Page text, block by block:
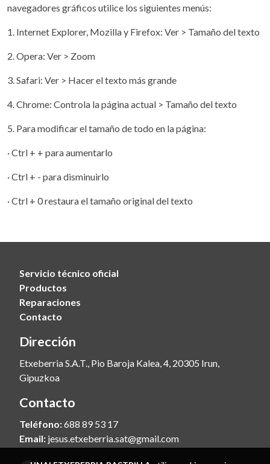
navegadores gráficos utilice los siguientes menús:
1. Internet Explorer, Mozilla y Firefox: Ver > Tamaño del texto
2. Opera: Ver > Zoom
3. Safari: Ver > Hacer el texto más grande
4. Chrome: Controla la página actual > Tamaño del texto
5. Para modificar el tamaño de todo en la página:
· Ctrl + + para aumentarlo
· Ctrl + - para disminuirlo
· Ctrl + 0 restaura el tamaño original del texto
Servicio técnico oficial
Productos
Reparaciones
Contacto
Dirección
Etxeberria S.A.T., Pio Baroja Kalea, 4, 20305 Irun,
Gipuzkoa
Contacto
Teléfono:688 89 53 17
Email: jesus.etxeberria.sat@gmail.com